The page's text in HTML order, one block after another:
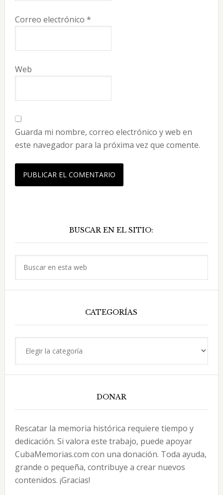
Correo electrónico *
Web
Guarda mi nombre, correo electrónico y web en
este navegador para la próxima vez que comente.
principal
BUSCAR EN EL SITIO:
CATEGORÍAS
DONAR
Rescatar la memoria histórica requiere tiempo y
dedicación. Si valora este trabajo, puede apoyar
CubaMemorias.com con una donación. Toda ayuda,
grande o pequeña, contribuye a crear nuevos
contenidos. ¡Gracias!